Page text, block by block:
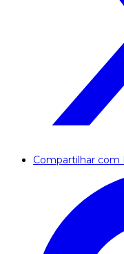
Compartilhar com